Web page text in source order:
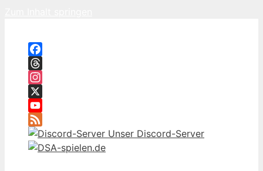
Facebook
Threads
Instagram
X
YouTube
Feed
Unser Discord-Server